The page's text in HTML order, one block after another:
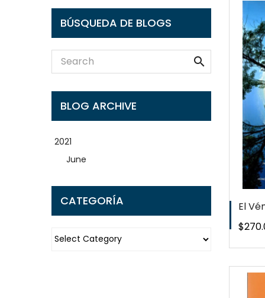
BÚSQUEDA DE BLOGS

BLOG ARCHIVE
2021
June
CATEGORÍA
QUICKVIEW
El